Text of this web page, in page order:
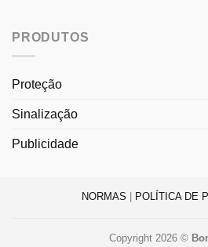
PRODUTOS
Proteção
Sinalização
Publicidade
NORMAS POLÍTICA DE
Copyright 2026 ©